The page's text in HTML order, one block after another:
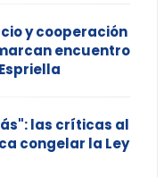
y cooperación
encuentro
las críticas al
congelar la Ley